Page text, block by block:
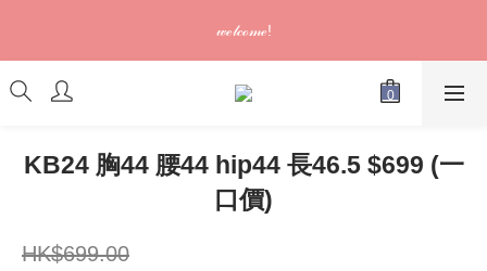
電郵為準)
𝓌ℯ𝓁𝒸ℴ𝓂ℯ!
訂單可供取貨/發貨後會發出電郵通知，請填妥正確資料 (*通知以
電郵為準)
KB24 胸44 腰44 hip44 長46.5 $699 (一
口價)
HK$699.00